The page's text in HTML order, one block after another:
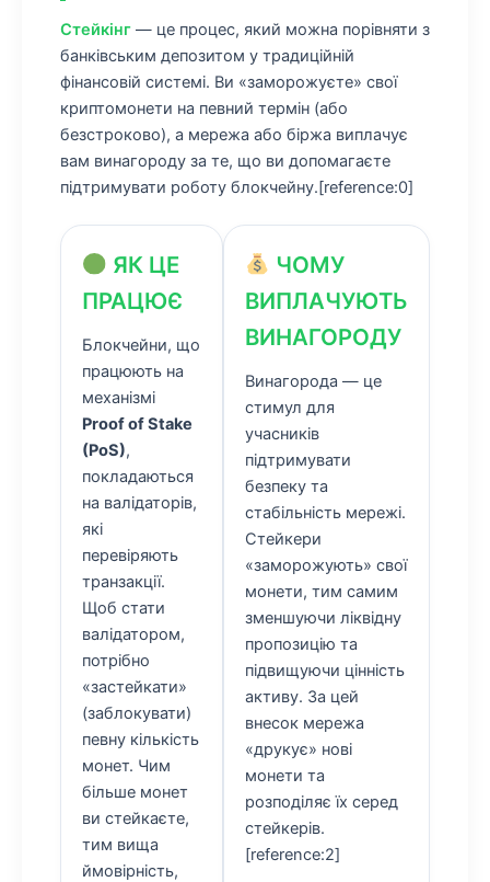
Стейкінг — це процес, який можна порівняти з
банківським депозитом у традиційній
фінансовій системі. Ви «заморожуєте» свої
криптомонети на певний термін (або
безстроково), а мережа або біржа виплачує
вам винагороду за те, що ви допомагаєте
підтримувати роботу блокчейну.[reference:0]
ЯК ЦЕ
ПРАЦЮЄ
Блокчейни, що
працюють на
механізмі
Proof of Stake
(PoS),
покладаються
на валідаторів,
які
перевіряють
транзакції.
Щоб стати
валідатором,
потрібно
«застейкати»
(заблокувати)
певну кількість
монет. Чим
більше монет
ви стейкаєте,
тим вища
ймовірність,
ЧОМУ
ВИПЛАЧУЮТЬ
ВИНАГОРОДУ
Винагорода — це
стимул для
учасників
підтримувати
безпеку та
стабільність мережі.
Стейкери
«заморожують» свої
монети, тим самим
зменшуючи ліквідну
пропозицію та
підвищуючи цінність
активу. За цей
внесок мережа
«друкує» нові
монети та
розподіляє їх серед
стейкерів.
[reference:2]